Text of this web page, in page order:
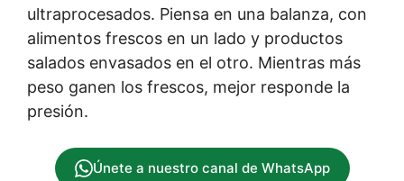
ultraprocesados. Piensa en una balanza, con
alimentos frescos en un lado y productos
salados envasados en el otro. Mientras más
peso ganen los frescos, mejor responde la
presión.
Únete a nuestro canal de WhatsApp